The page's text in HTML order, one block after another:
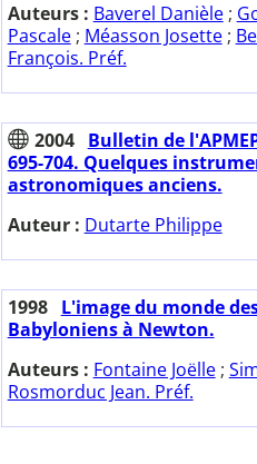
Auteurs : Baverel Danièle;
Pascale; Méasson Josette;
François. Préf.
2004
Bulletin de
695-704. Quelques
astronomiques anciens.
Auteur : Dutarte Philippe
1998
L'image du monde
Babyloniens à Newton.
Auteurs : Fontaine Joëlle;
Rosmorduc Jean. Préf.